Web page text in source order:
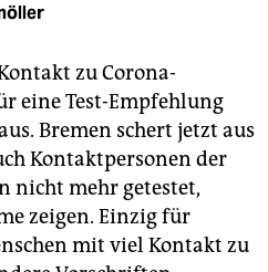
zu Corona-
eine Test-Empfehlung
Bremen schert jetzt aus
Kontaktpersonen der
nicht mehr getestet,
zeigen. Einzig für
mit viel Kontakt zu